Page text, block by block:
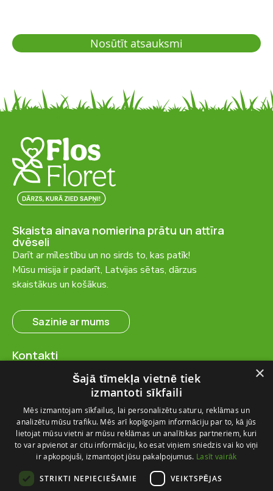
Nosūtīt atsauksmi
Skaista ainava nomierina prātu un attīra
dvēseli
Darīt ar mīlestību un no sirds to, kas patīk!
Mūsu misija ir padarīt, Latvijas sētas, dārzus
skaistākus un košākus.
Sazinie ar mums
Kontakti
Ventspils nov., Ugāles pag.,
Ugāle, “Salas” – 23, LV-3615
+371 28 767 262
info@flosfloret.com
Noderīga informācija
Par mums
Piegādes un atgriešana
×
Šajā tīmekļa vietnē tiek
izmantoti sīkfaili
Mēs izmantojam sīkfailus, lai personalizētu saturu, reklāmas un
analizētu mūsu trafiku. Mēs arī kopīgojam informāciju par to, kā jūs
lietojat mūsu vietni ar mūsu reklāmas un analītikas partneriem, kuri
to var apvienot ar citu informāciju, ko esat viņiem sniedzis vai ko viņi
ir apkopojuši, izmantojot jūsu pakalpojumus. Lasīt vairāk
STRIKTI NEPIECIEŠAMIE VEIKTSPĒJAS